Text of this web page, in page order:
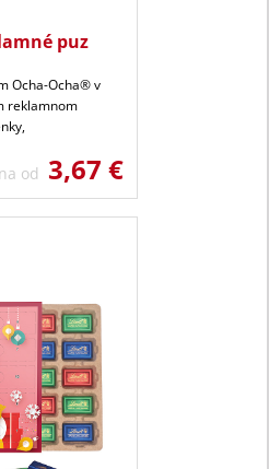
puz
Ocha-Ocha® v
reklamnom
od 3,67 €